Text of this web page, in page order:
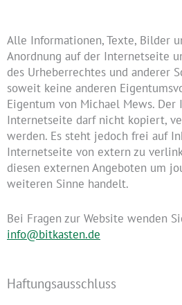
Alle Informationen, Texte, Bilder
Anordnung auf der Internetseite
des Urheberrechtes und anderer
soweit keine anderen
Eigentum von Michael Mews. Der
Internetseite darf nicht kopiert,
werden. Es steht jedoch frei auf
Internetseite von extern zu
diesen externen Angeboten um
weiteren Sinne handelt.
Bei Fragen zur Website wenden
info@bitkasten.de
Haftungsausschluss